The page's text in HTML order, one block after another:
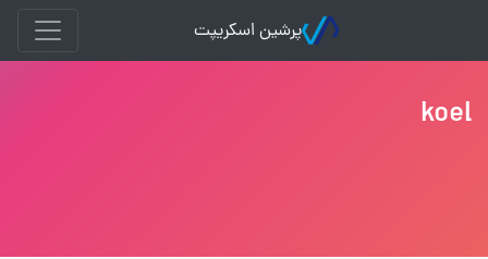
پرشین اسکریپت
koel